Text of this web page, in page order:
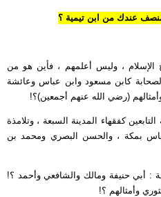
عندك من ابن تيمية ؟
، وليس أعلمهم ، فأين هو من
الصحابة كابن مسعود وابن عباس وعائشة
(رضي الله عنهم أجمعين)؟!
كفقهاء المدينة السبعة ، وتلامذة
بمكة ، والحسن البصري ومحمد بن
: أبي حنيفة ومالك والشافعي وأحمد ؟!
وأمثالهم ؟!